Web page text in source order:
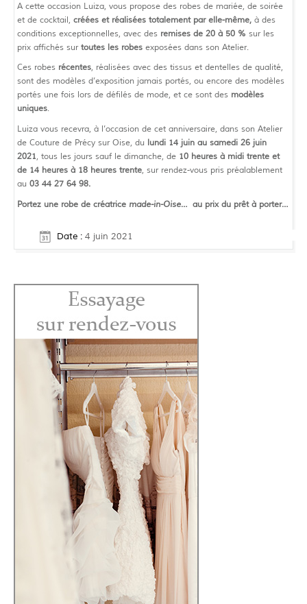
A cette occasion Luiza, vous propose des robes de mariée, de soirée
et de cocktail, créées et réalisées totalement par elle-même, à des
conditions exceptionnelles, avec des remises de 20 à 50 % sur les
prix affichés sur toutes les robes exposées dans son Atelier.
Ces robes récentes, réalisées avec des tissus et dentelles de qualité,
sont des modèles d’exposition jamais portés, ou encore des modèles
portés une fois lors de défilés de mode, et ce sont des modèles
uniques.
Luiza vous recevra, à l’occasion de cet anniversaire, dans son Atelier
de Couture de Précy sur Oise, du lundi 14 juin au samedi 26 juin
2021, tous les jours sauf le dimanche, de 10 heures à midi trente et
de 14 heures à 18 heures trente, sur rendez-vous pris préalablement
au 03 44 27 64 98.
Portez une robe de créatrice made-in-Oise… au prix du prêt à porter…
Date : 4 juin 2021